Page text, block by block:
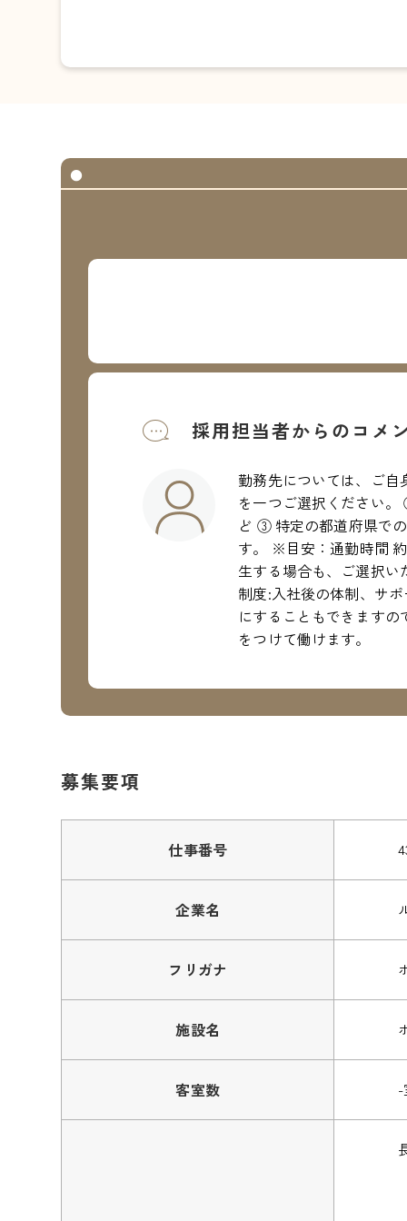
採用担当者からのコメ
勤務先については、ご
を一つご選択ください
ど ③ 特定の都道府県で
す。 ※目安：通勤時間
生する場合も、ご選択
制度:入社後の体制、サ
にすることもできます
をつけて働けます。
募集要項
仕事番号
企業名
フリガナ
施設名
客室数 -